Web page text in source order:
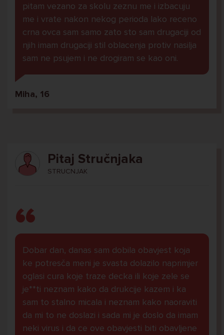
pitam vezano za skolu zeznu me i izbacuju
me i vrate nakon nekog perioda lako receno
crna ovca sam samo zato sto sam drugaciji od
njih imam drugaciji stil oblacenja protiv nasilja
sam ne psujem i ne drogiram se kao oni.
Miha, 16
Pitaj Stručnjaka
STRUCNJAK
Dobar dan, danas sam dobila obavjest koja
ke potresča meni je svasta dolazilo naprimjer
oglasi cura koje traze decka ili koje zele se
je**ti neznam kako da drukcije kazem i ka
sam to stalno micala i neznam kako naoraviti
da mi to ne doslazi i sada mi je doslo da imam
neki virus i da ce ove obavjesti biti obavljene